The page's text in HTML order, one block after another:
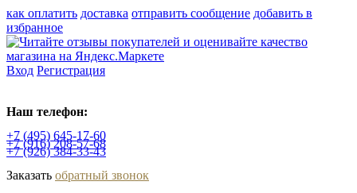
как оплатить доставка отправить сообщение добавить в
избранное
Вход Регистрация
Наш телефон:
+7 (495) 645-17-60
+7 (916)208-57-68
+7 (926)384-33-43
Заказать обратный звонок